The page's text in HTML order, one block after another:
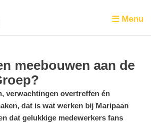
Menu
meebouwen aan de
verwachtingen overtreffen én
dat is wat werken bij Maripaan
dat gelukkige medewerkers fans